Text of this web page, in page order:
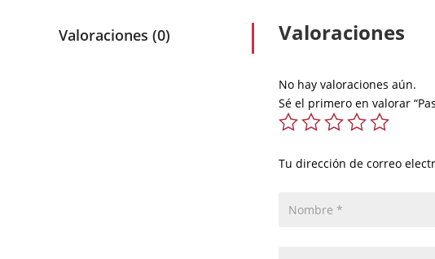
Valoraciones (0) Valoraciones
No hay valoraciones aún.
Sé el primero en valorar
Tu dirección de correo